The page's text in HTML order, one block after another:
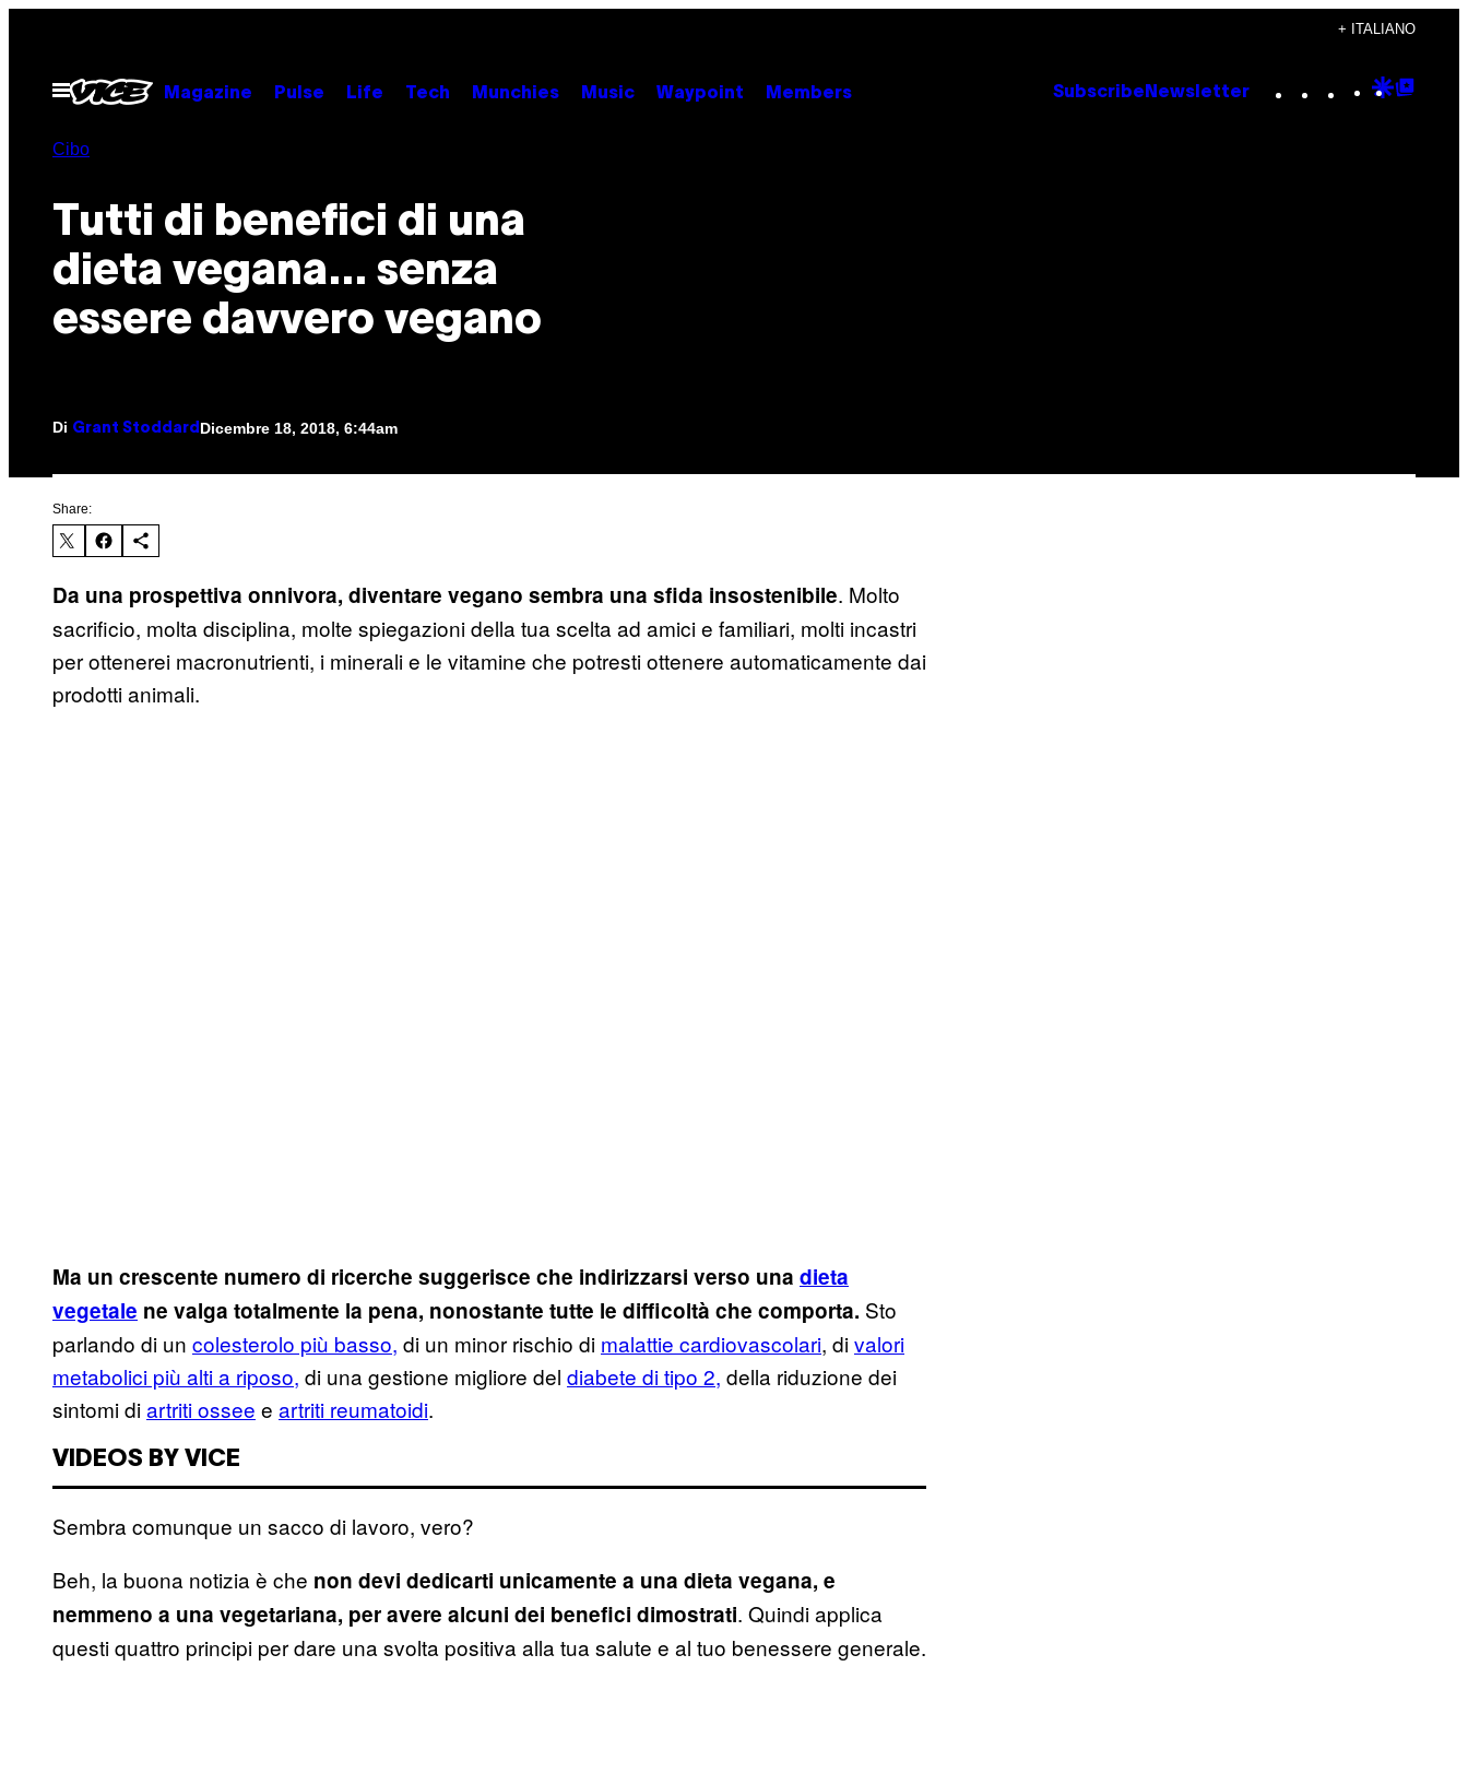
contenuto
+ ITALIANO
Apri
Magazine Pulse Life Tech Munchies Music Waypoint Members Subscribe Newsletter Instagram
TikTok
YouTube
Google
Cibo
Tutti di benefici di una
dieta vegana… senza
essere davvero vegano
Di Grant Stoddard Dicembre 18, 2018, 6:44am
Share:
Da una prospettiva onnivora, diventare vegano sembra una sfida insostenibile. Molto
sacrificio, molta disciplina, molte spiegazioni della tua scelta ad amici e familiari, molti incastri
per ottenerei macronutrienti, i minerali e le vitamine che potresti ottenere automaticamente dai
prodotti animali.
Ma un crescente numero di ricerche suggerisce che indirizzarsi verso una dieta
vegetale ne valga totalmente la pena, nonostante tutte le difficoltà che comporta. Sto
parlando di un colesterolo più basso, di un minor rischio di malattie cardiovascolari, divalori
metabolici più alti a riposo, di una gestione migliore del diabete di tipo 2, della riduzione dei
sintomi diartriti ossee e artriti reumatoidi.
VIDEOS BY VICE
Sembra comunque un sacco di lavoro, vero?
Beh, la buona notizia è che non devi dedicarti unicamente a una dieta vegana, e
nemmeno a una vegetariana, per avere alcuni dei benefici dimostrati. Quindi applica
questi quattro principi per dare una svolta positiva alla tua salute e al tuo benessere generale.